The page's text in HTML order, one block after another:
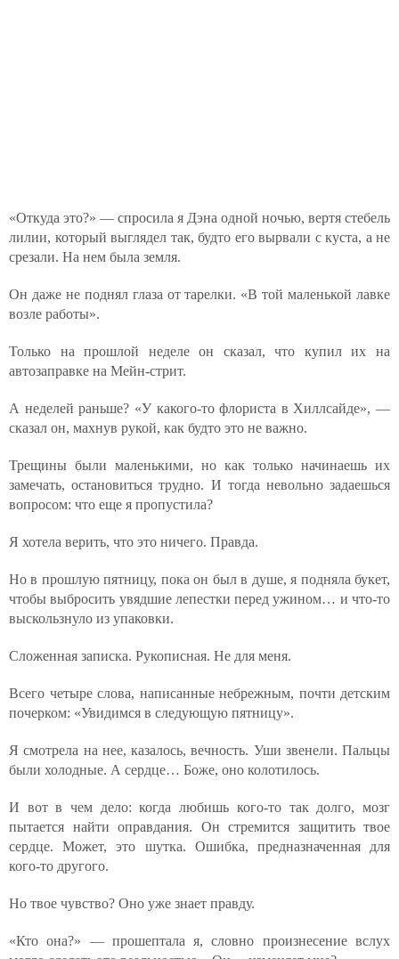
«Откуда это?» — спросила я Дэна одной ночью, вертя стебель
лилии, который выглядел так, будто его вырвали с куста, а не
срезали. На нем была земля.
Он даже не поднял глаза от тарелки. «В той маленькой лавке
возле работы».
Только на прошлой неделе он сказал, что купил их на
автозаправке на Мейн-стрит.
А неделей раньше? «У какого-то флориста в Хиллсайде», —
сказал он, махнув рукой, как будто это не важно.
Трещины были маленькими, но как только начинаешь их
замечать, остановиться трудно. И тогда невольно задаешься
вопросом: что еще я пропустила?
Я хотела верить, что это ничего. Правда.
Но в прошлую пятницу, пока он был в душе, я подняла букет,
чтобы выбросить увядшие лепестки перед ужином… и что-то
выскользнуло из упаковки.
Сложенная записка. Рукописная. Не для меня.
Всего четыре слова, написанные небрежным, почти детским
почерком: «Увидимся в следующую пятницу».
Я смотрела на нее, казалось, вечность. Уши звенели. Пальцы
были холодные. А сердце… Боже, оно колотилось.
И вот в чем дело: когда любишь кого-то так долго, мозг
пытается найти оправдания. Он стремится защитить твое
сердце. Может, это шутка. Ошибка, предназначенная для
кого-то другого.
Но твое чувство? Оно уже знает правду.
«Кто она?» — прошептала я, словно произнесение вслух